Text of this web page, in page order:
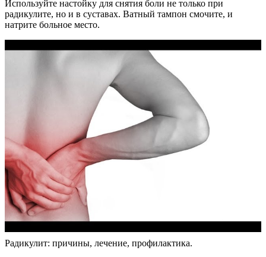
Используйте настойку для снятия боли не только при
радикулите, но и в суставах. Ватный тампон смочите, и
натрите больное место.
Радикулит: причины, лечение, профилактика.